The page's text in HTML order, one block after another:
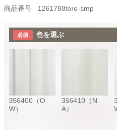
商品番号 1261788tore-smp
色を選ぶ
356400（O
W）
356410（N
A）